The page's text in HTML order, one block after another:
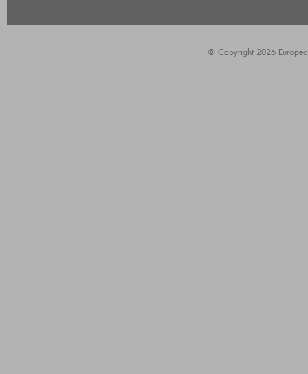
© Copyright 2026